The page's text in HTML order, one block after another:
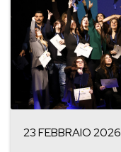
23 FEBBRAIO 2026